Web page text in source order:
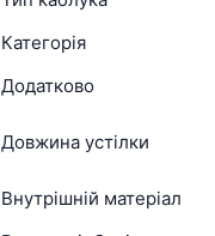
Категорія
Додатково
Довжина устілки
Внутрішній матеріал